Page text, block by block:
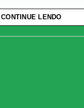
chegou aos
colocação, três atrás
CONTINUE LENDO